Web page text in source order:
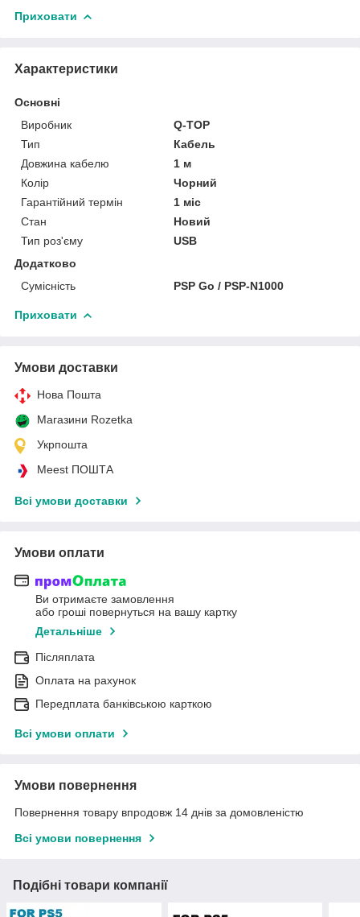
Приховати
Характеристики
Основні
Виробник
Q-TOP
Тип
Кабель
Довжина кабелю
1 м
Колір
Чорний
Гарантійний термін
1 міс
Стан
Новий
Тип роз'єму
USB
Додатково
Сумісність
PSP Go / PSP-N1000
Приховати
Умови доставки
Нова Пошта
Магазини Rozetka
Укрпошта
Meest ПОШТА
Всі умови доставки
Умови оплати
Ви отримаєте замовлення
або гроші повернуться на вашу картку
Детальніше
Післяплата
Оплата на рахунок
Передплата банківською карткою
Всі умови оплати
Умови повернення
Повернення товару впродовж 14 днів за домовленістю
Всі умови повернення
Подібні товари компанії